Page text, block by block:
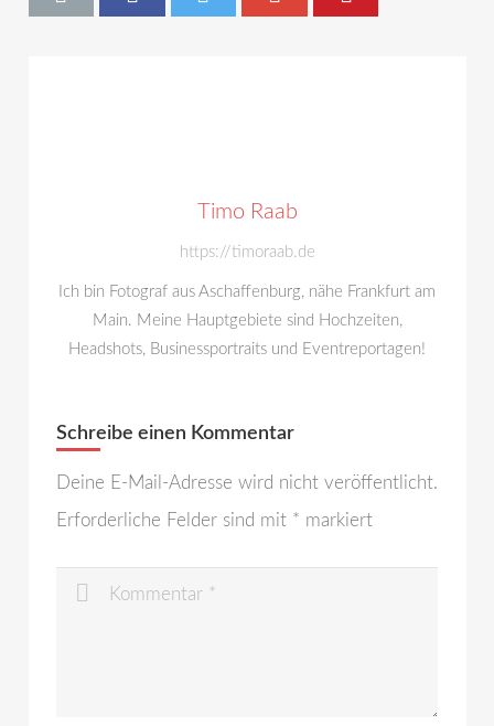
Timo Raab
https://timoraab.de
Ich bin Fotograf aus Aschaffenburg, nähe Frankfurt am
Main. Meine Hauptgebiete sind Hochzeiten,
Headshots, Businessportraits und Eventreportagen!
Schreibe einen Kommentar
Deine E-Mail-Adresse wird nicht veröffentlicht.
Erforderliche Felder sind mit * markiert